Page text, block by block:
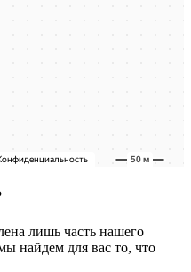
лишь часть нашего
найдем для вас то, что